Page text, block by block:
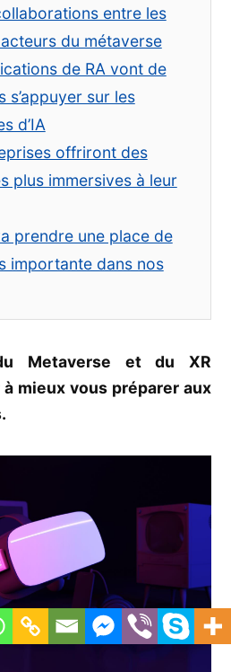
entre les
du métaverse
de RA vont de
s’appuyer sur les
d’IA
offriront des
plus immersives à leur
prendre une place de
importante dans nos
Metaverse et du XR
mieux vous préparer aux